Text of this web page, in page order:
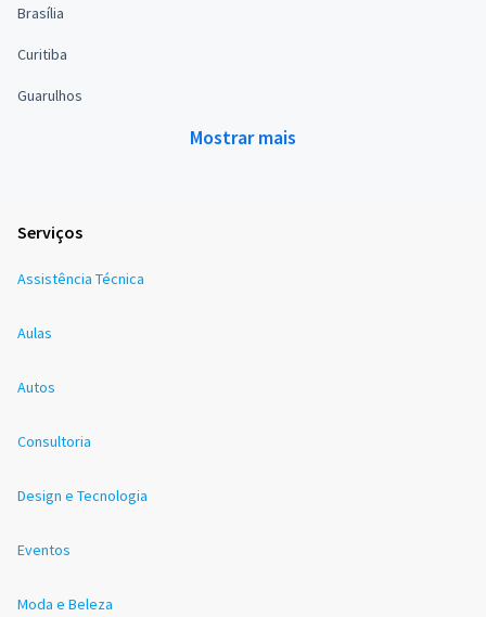
Brasília
Curitiba
Guarulhos
Mostrar mais
Serviços
Assistência Técnica
Aulas
Autos
Consultoria
Design e Tecnologia
Eventos
Moda e Beleza